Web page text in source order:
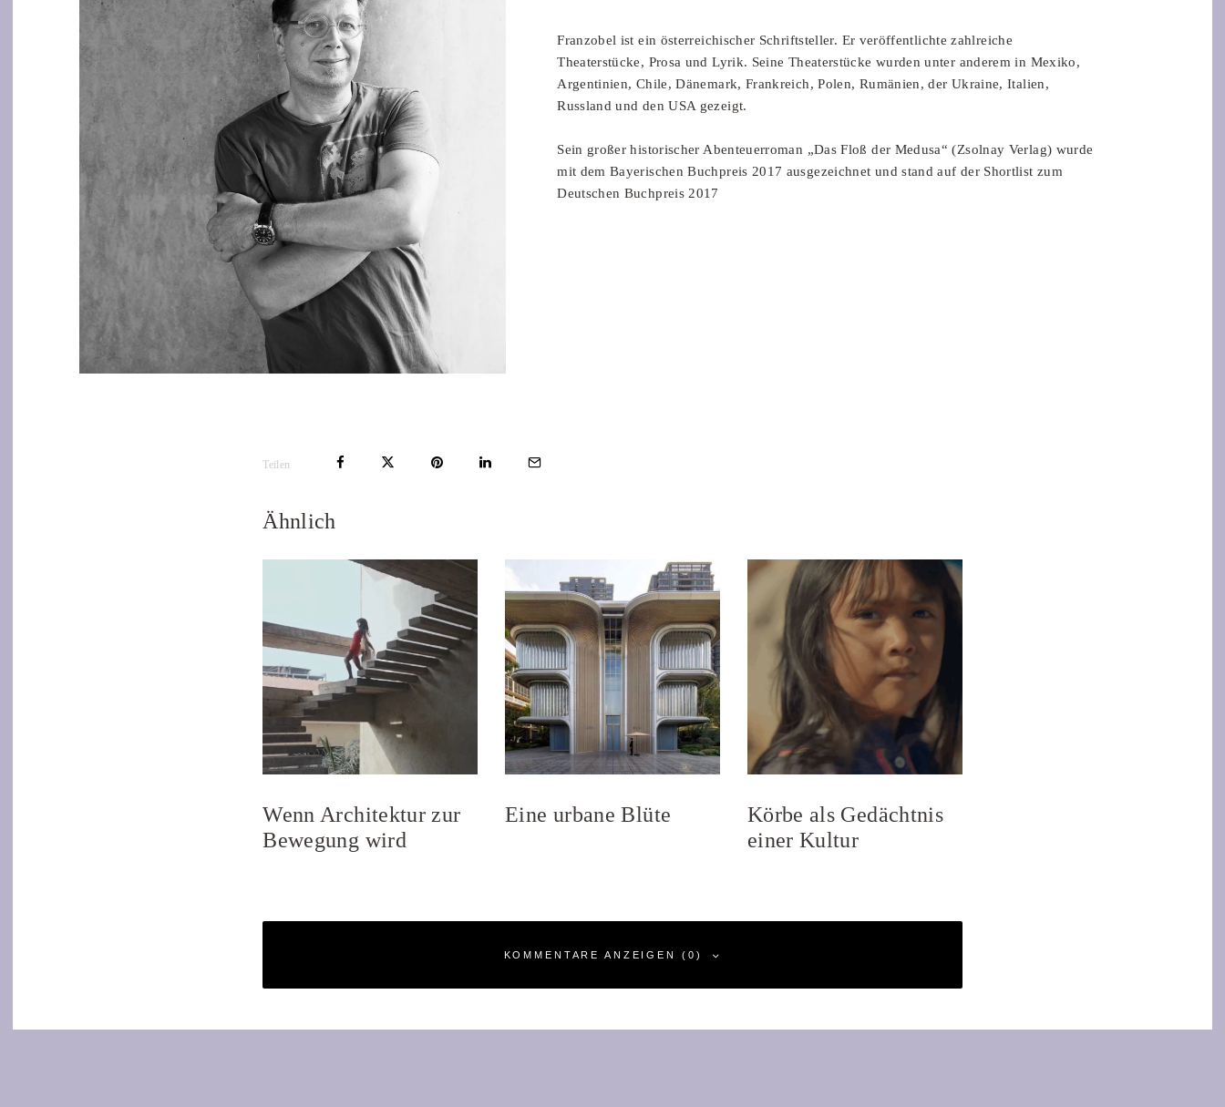
Franzobel ist ein österreichischer Schriftsteller. Er veröffentlichte zahlreiche
Theaterstücke, Prosa und Lyrik. Seine Theaterstücke wurden unter anderem in Mexiko,
Argentinien, Chile, Dänemark, Frankreich, Polen, Rumänien, der Ukraine, Italien,
Russland und den USA gezeigt.
Sein großer historischer Abenteuerroman „Das Floß der Medusa“ (Zsolnay Verlag) wurde
mit dem Bayerischen Buchpreis 2017 ausgezeichnet und stand auf der Shortlist zum
Deutschen Buchpreis 2017
Teilen
Ähnlich
Wenn Architektur zur
Bewegung wird
Eine urbane Blüte
Körbe als Gedächtnis
einer Kultur
KOMMENTARE ANZEIGEN (0)